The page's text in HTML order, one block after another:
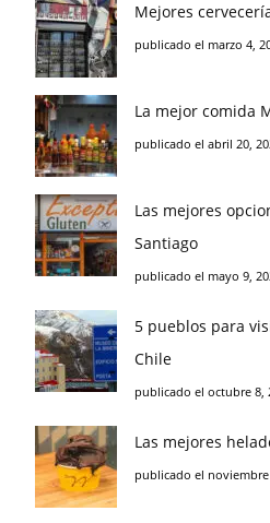
Mejores
publicado el marzo 4,
La mejor comida
publicado el abril 20,
Las mejores
Santiago
publicado el mayo 9,
5 pueblos para
Chile
publicado el octubre 8,
Las mejores
publicado el noviembre